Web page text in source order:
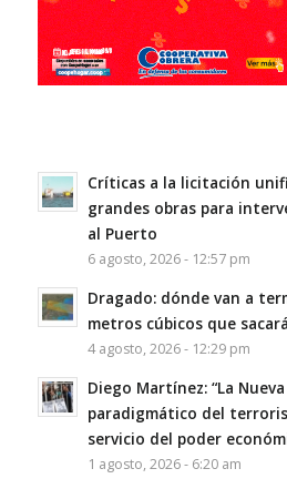
Críticas a la licitación
grandes obras para
al Puerto
6 agosto, 2026 - 12:57 pm
Dragado: dónde van a
metros cúbicos que
4 agosto, 2026 - 12:29 pm
Diego Martínez: “La
paradigmático del
servicio del poder
1 agosto, 2026 - 6:20 am